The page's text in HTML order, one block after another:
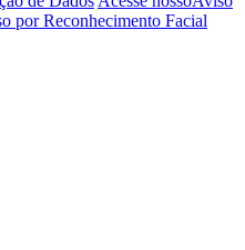
por Reconhecimento Facial